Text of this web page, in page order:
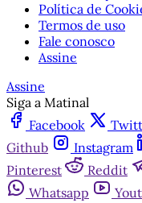
Política de
Termos de uso
Fale conosco
Assine
Assine
Siga a Matinal
Facebook
Github
Instagram
Pinterest
Reddit
Whatsapp